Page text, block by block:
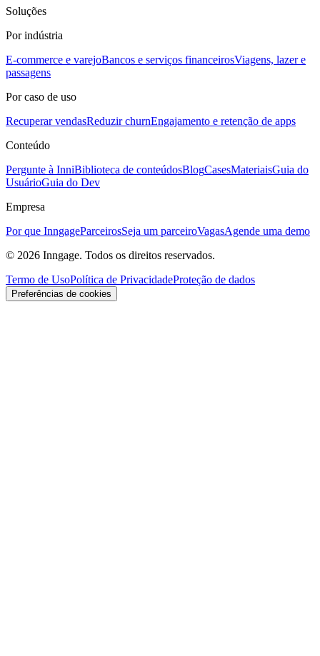
Soluções
Por indústria
E-commerce e varejoBancos e serviços financeirosViagens, lazer e
passagens
Por caso de uso
Recuperar vendasReduzir churnEngajamento e retenção de apps
Conteúdo
Pergunte à InniBiblioteca de conteúdosBlogCasesMateriaisGuia do
UsuárioGuia do Dev
Empresa
Por que InngageParceirosSeja um parceiroVagasAgende uma demo
© 2026 Inngage. Todos os direitos reservados.
Termo de UsoPolítica de PrivacidadeProteção de dados
Preferências de cookies